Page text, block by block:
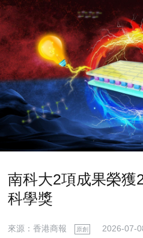
南科大2項成果榮獲
科學獎
來源：香港商報 原創
2026-07-